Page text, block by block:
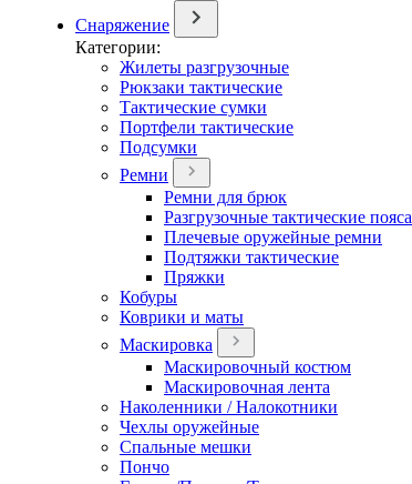
Снаряжение
Категории:
Жилеты разгрузочные
Рюкзаки тактические
Тактические сумки
Портфели тактические
Подсумки
Ремни
Ремни для брюк
Разгрузочные тактические пояса
Плечевые оружейные ремни
Подтяжки тактические
Пряжки
Кобуры
Коврики и маты
Маскировка
Маскировочный костюм
Маскировочная лента
Наколенники / Налокотники
Чехлы оружейные
Спальные мешки
Пончо